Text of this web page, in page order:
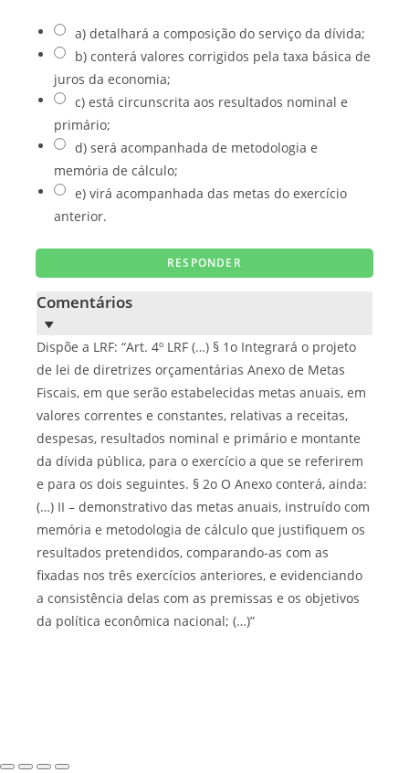
a) detalhará a composição do serviço da dívida;
b) conterá valores corrigidos pela taxa básica de
juros da economia;
c) está circunscrita aos resultados nominal e
primário;
d) será acompanhada de metodologia e
memória de cálculo;
e) virá acompanhada das metas do exercício
anterior.
Comentários
Dispõe a LRF: “Art. 4º LRF (…) § 1o Integrará o projeto
de lei de diretrizes orçamentárias Anexo de Metas
Fiscais, em que serão estabelecidas metas anuais, em
valores correntes e constantes, relativas a receitas,
despesas, resultados nominal e primário e montante
da dívida pública, para o exercício a que se referirem
e para os dois seguintes. § 2o O Anexo conterá, ainda:
(…) II – demonstrativo das metas anuais, instruído com
memória e metodologia de cálculo que justifiquem os
resultados pretendidos, comparando-as com as
fixadas nos três exercícios anteriores, e evidenciando
a consistência delas com as premissas e os objetivos
da política econômica nacional; (…)”